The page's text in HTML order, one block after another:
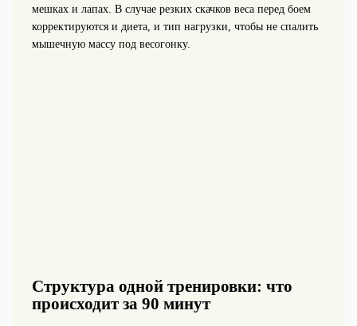
мешках и лапах. В случае резких скачков веса перед боем
корректируются и диета, и тип нагрузки, чтобы не спалить
мышечную массу под весогонку.
Структура одной тренировки: что
происходит за 90 минут